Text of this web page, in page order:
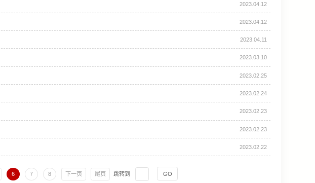
2023.04.12
2023.04.12
2023.04.11
2023.03.10
2023.02.25
2023.02.24
2023.02.23
2023.02.23
2023.02.22
6 7 8 下一页 尾页 跳转到